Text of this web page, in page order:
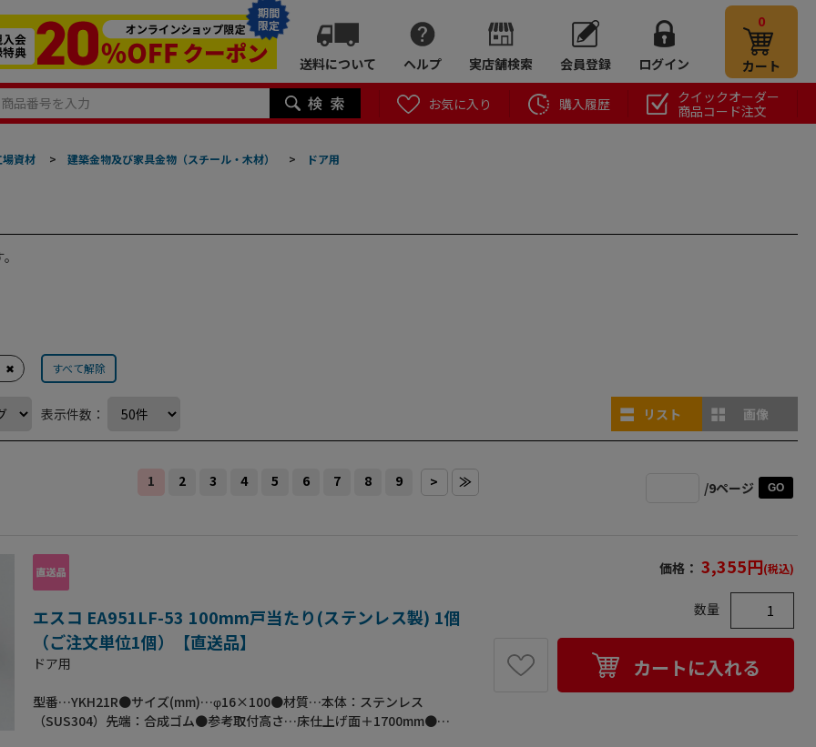
期間
限定
送料について ヘルプ 実店舗検索 会員登録 ログイン
0
カート
お気に入り 購入履歴
クイックオーダー
商品コード注文
資材 > 建築金物及び家具金物（スチール・木材） > ドア用
✖ すべて解除
表示件数： リスト 画像
1 2 3 4 5 6 7 8 9 > ≫ /9ページ GO
エスコ EA951LF-53 100mm戸当たり(ステンレス製) 1個
（ご注文単位1個）【直送品】
ドア用
型番…YKH21R●サイズ(mm)…φ16×100●材質…本体：ステンレス
（SUS304）先端：合成ゴム●参考取付高さ…床仕上げ面＋1700mm●プ
価格： 3,355円(税込)
数量
カートに入れる